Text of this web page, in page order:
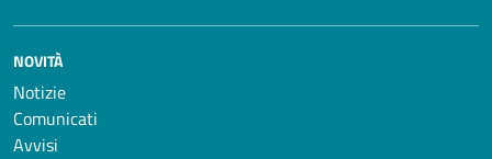
NOVITÀ
Notizie
Comunicati
Avvisi